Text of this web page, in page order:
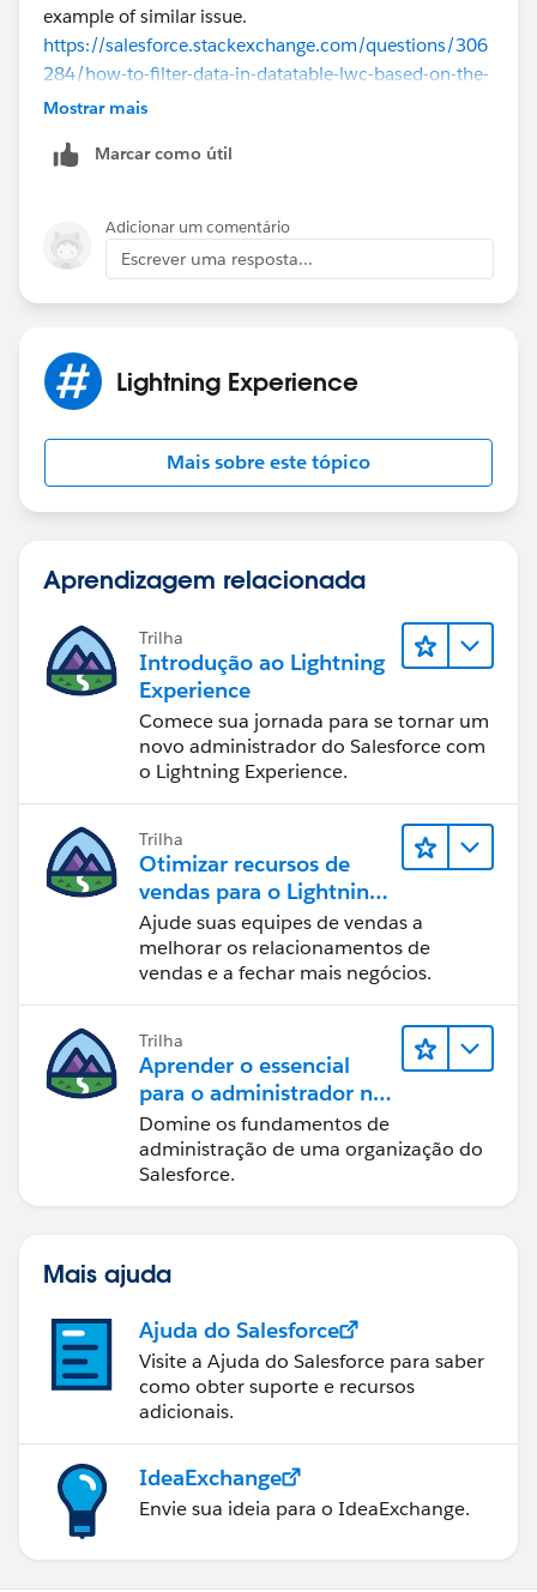
example of similar issue.
https://salesforce.stackexchange.com/questions/306
284/how-to-filter-data-in-datatable-lwc-based-on-the-
input-in-search-bar
helpful.
Mostrar mais
Marcar como útil
Adicionar um comentário
Escrever uma resposta...
Lightning Experience
Mais sobre este tópico
Aprendizagem relacionada
Trilha
Introdução ao Lightning
Experience
Comece sua jornada para se tornar um
novo administrador do Salesforce com
o Lightning Experience.
Trilha
Otimizar recursos de
vendas para o Lightning
Experience
Ajude suas equipes de vendas a
melhorar os relacionamentos de
vendas e a fechar mais negócios.
Trilha
Aprender o essencial
para o administrador no
Lightning Experience
Domine os fundamentos de
administração de uma organização do
Salesforce.
Mais ajuda
Ajuda do Salesforce
Visite a Ajuda do Salesforce para saber
como obter suporte e recursos
adicionais.
IdeaExchange
Envie sua ideia para o IdeaExchange.